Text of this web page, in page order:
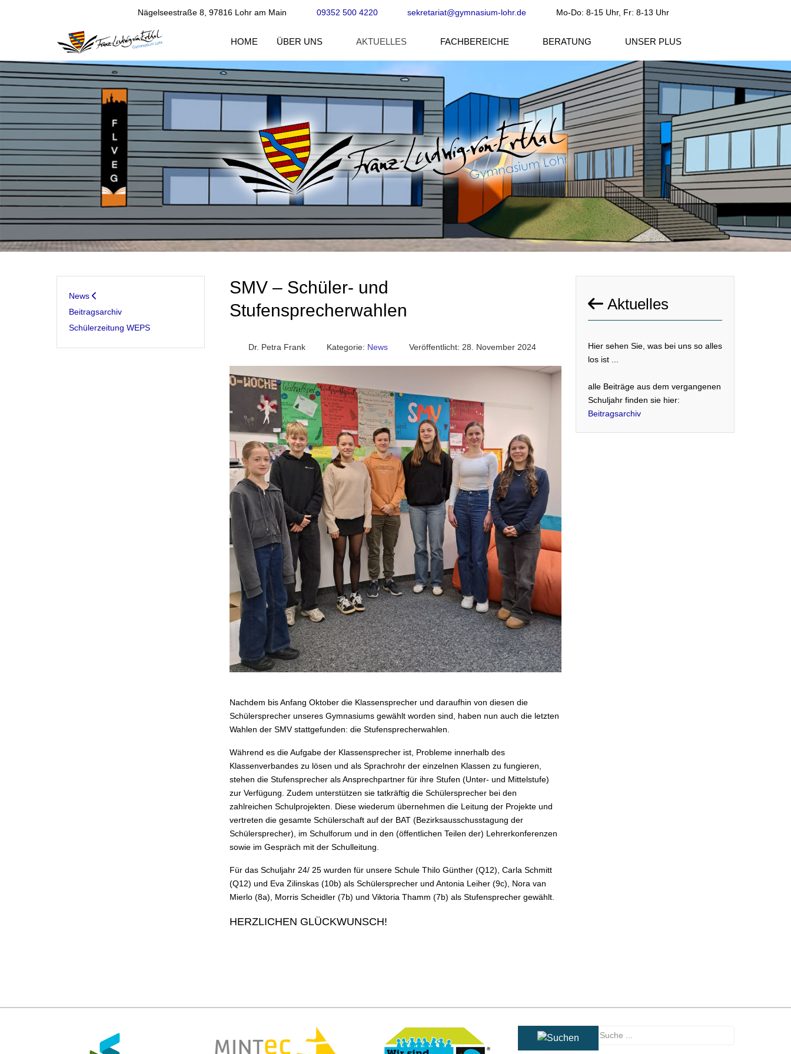
Nägelseestraße 8, 97816 Lohr am Main 09352 500 4220 sekretariat@gymnasium-lohr.de Mo-Do: 8-15 Uhr, Fr: 8-13 Uhr
HOME ÜBER UNS AKTUELLES FACHBEREICHE BERATUNG UNSER PLUS
News
Beitragsarchiv
Schülerzeitung WEPS
SMV – Schüler- und
Stufensprecherwahlen
Dr. Petra Frank Kategorie: News Veröffentlicht: 28. November 2024
Nachdem bis Anfang Oktober die Klassensprecher und daraufhin von diesen die
Schülersprecher unseres Gymnasiums gewählt worden sind, haben nun auch die letzten
Wahlen der SMV stattgefunden: die Stufensprecherwahlen.
Während es die Aufgabe der Klassensprecher ist, Probleme innerhalb des
Klassenverbandes zu lösen und als Sprachrohr der einzelnen Klassen zu fungieren,
stehen die Stufensprecher als Ansprechpartner für ihre Stufen (Unter- und Mittelstufe)
zur Verfügung. Zudem unterstützen sie tatkräftig die Schülersprecher bei den
zahlreichen Schulprojekten. Diese wiederum übernehmen die Leitung der Projekte und
vertreten die gesamte Schülerschaft auf der BAT (Bezirksausschusstagung der
Schülersprecher), im Schulforum und in den (öffentlichen Teilen der) Lehrerkonferenzen
sowie im Gespräch mit der Schulleitung.
Für das Schuljahr 24/ 25 wurden für unsere Schule Thilo Günther (Q12), Carla Schmitt
(Q12) und Eva Zilinskas (10b) als Schülersprecher und Antonia Leiher (9c), Nora van
Mierlo (8a), Morris Scheidler (7b) und Viktoria Thamm (7b) als Stufensprecher gewählt.
HERZLICHEN GLÜCKWUNSCH!
Aktuelles
Hier sehen Sie, was bei uns so alles
los ist ...
alle Beiträge aus dem vergangenen
Schuljahr finden sie hier:
Beitragsarchiv